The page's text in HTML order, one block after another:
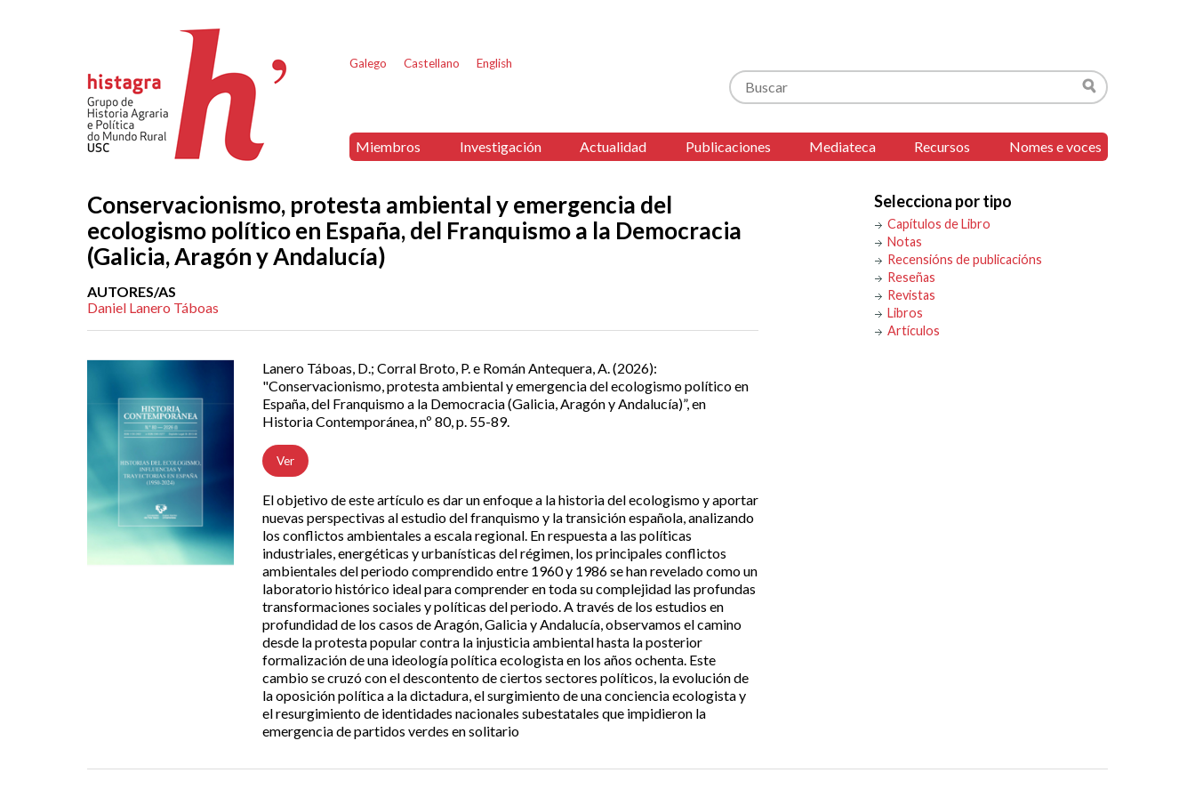
Galego Castellano English
Buscar
Buscar
Miembros Investigación Actualidad Publicaciones Mediateca Recursos Nomes e voces
Conservacionismo, protesta ambiental y emergencia del
ecologismo político en España, del Franquismo a la Democracia
(Galicia, Aragón y Andalucía)
AUTORES/AS
Daniel Lanero Táboas
Lanero Táboas, D.; Corral Broto, P. e Román Antequera, A. (2026):
"Conservacionismo, protesta ambiental y emergencia del ecologismo político en
España, del Franquismo a la Democracia (Galicia, Aragón y Andalucía)”, en
Historia Contemporánea, nº 80, p. 55-89.
Ver
El objetivo de este artículo es dar un enfoque a la historia del ecologismo y aportar
nuevas perspectivas al estudio del franquismo y la transición española, analizando
los conflictos ambientales a escala regional. En respuesta a las políticas
industriales, energéticas y urbanísticas del régimen, los principales conflictos
ambientales del periodo comprendido entre 1960 y 1986 se han revelado como un
laboratorio histórico ideal para comprender en toda su complejidad las profundas
transformaciones sociales y políticas del periodo. A través de los estudios en
profundidad de los casos de Aragón, Galicia y Andalucía, observamos el camino
desde la protesta popular contra la injusticia ambiental hasta la posterior
formalización de una ideología política ecologista en los años ochenta. Este
cambio se cruzó con el descontento de ciertos sectores políticos, la evolución de
la oposición política a la dictadura, el surgimiento de una conciencia ecologista y
el resurgimiento de identidades nacionales subestatales que impidieron la
emergencia de partidos verdes en solitario
Selecciona por tipo
Capítulos de Libro
Notas
Recensións de publicacións
Reseñas
Revistas
Libros
Artículos